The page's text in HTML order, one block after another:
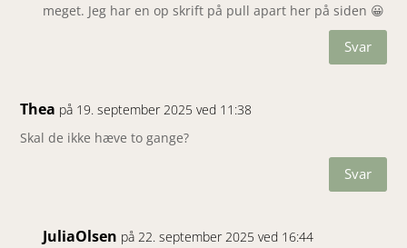
meget. Jeg har en op skrift på pull apart her på siden 😀
Svar
Thea på 19. september 2025 ved 11:38
Skal de ikke hæve to gange?
Svar
JuliaOlsen på 22. september 2025 ved 16:44